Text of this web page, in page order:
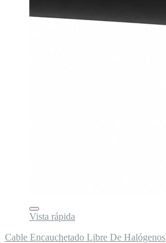
Vista rápida
Cable Encauchetado Libre De Halógenos